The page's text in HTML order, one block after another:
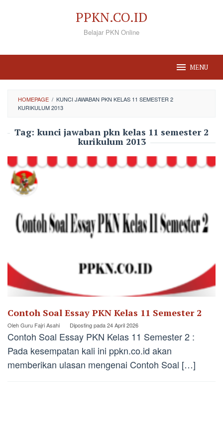
PPKN.CO.ID
Belajar PKN Online
MENU
HOMEPAGE / KUNCI JAWABAN PKN KELAS 11 SEMESTER 2
KURIKULUM 2013
Tag: kunci jawaban pkn kelas 11 semester 2
kurikulum 2013
Contoh Soal Essay PKN Kelas 11 Semester 2
OlehGuru Fajri Asahi Diposting pada24 April 2026
Contoh Soal Essay PKN Kelas 11 Semester 2 :
Pada kesempatan kali ini ppkn.co.id akan
memberikan ulasan mengenai Contoh Soal […]